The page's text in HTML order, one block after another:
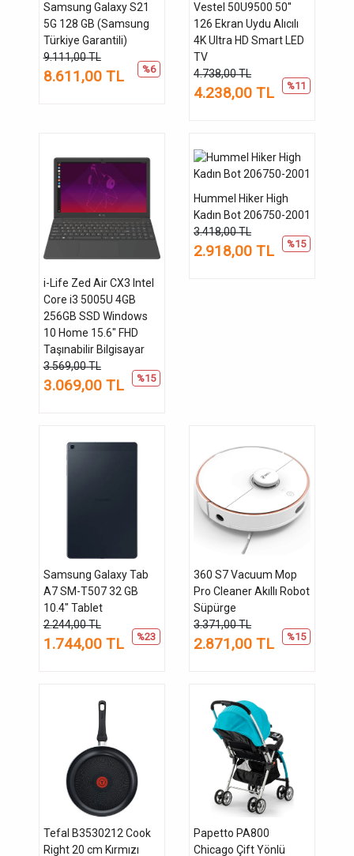
Samsung Galaxy S21
5G 128 GB (Samsung
Türkiye Garantili)
9.111,00 TL
%6
8.611,00 TL
Vestel 50U9500 50''
126 Ekran Uydu Alıcılı
4K Ultra HD Smart LED
TV
4.738,00 TL
%11
4.238,00 TL
i-Life Zed Air CX3 Intel
Core i3 5005U 4GB
256GB SSD Windows
10 Home 15.6" FHD
Taşınabilir Bilgisayar
3.569,00 TL
%15
3.069,00 TL
Hummel Hiker High
Kadın Bot 206750-2001
3.418,00 TL
%15
2.918,00 TL
Samsung Galaxy Tab
A7 SM-T507 32 GB
10.4" Tablet
2.244,00 TL
%23
1.744,00 TL
360 S7 Vacuum Mop
Pro Cleaner Akıllı Robot
Süpürge
3.371,00 TL
%15
2.871,00 TL
Tefal B3530212 Cook
Right 20 cm Kırmızı
Papetto PA800
Chicago Çift Yönlü